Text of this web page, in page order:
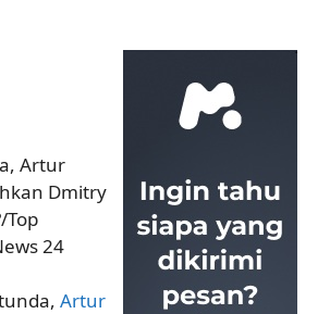
Artur
Dmitry
Top
24
Artur